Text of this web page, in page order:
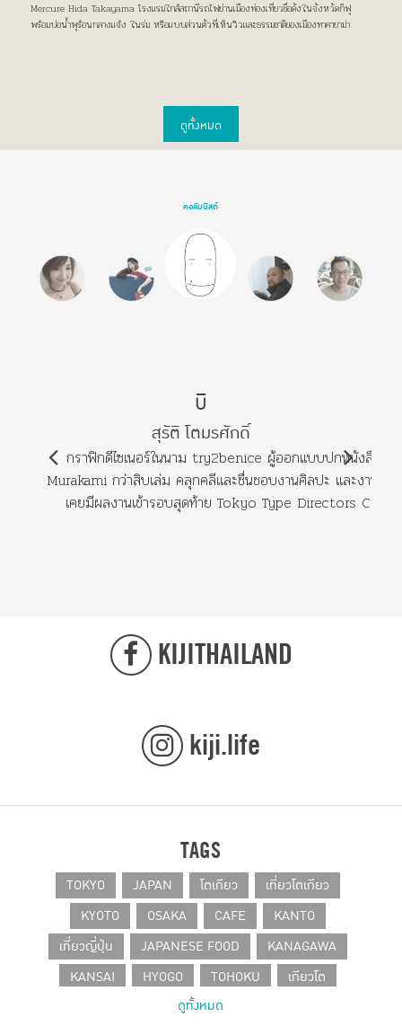
Mercure Hida Takayama โรงแรมใกล้สถานีรถไฟย่านเมืองท่องเที่ยวชื่อดังในจังหวัดกิฟุ
พร้อมบ่อน้ำพุร้อนกลางแจ้ง ในร่ม หรือแบบส่วนตัวที่เห็นวิวและธรรมชาติของเมืองทาคายาม่า
ดูทั้งหมด
คอลัมนิสต์
บิ
สุรัติ โตมรศักดิ์
กราฟิกดีไซเนอร์ในนาม try2benice ผู้ออกแบบปกหนังสือ
Murakami กว่าสิบเล่ม คลุกคลีและชื่นชอบงานศิลปะ และงานก
เคยมีผลงานเข้ารอบสุดท้าย Tokyo Type Directors Club
kiji.life
KIJITHAILAND
TAGS
TOKYO JAPAN โตเกียว
เที่ยวโตเกียว
KYOTO
OSAKA CAFE
KANTO
เที่ยวญี่ปุ่น
JAPANESE FOOD
KANAGAWA
KANSAI
HYOGO TOHOKU
เกียวโต
CHUBU โอซาก้า
ดูทั้งหมด